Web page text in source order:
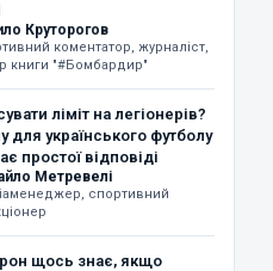
Круторогов
коментатор, журналіст,
книги "#Бомбардир"
ліміт на легіонерів?
для українського футболу
простої відповіді
Метревелі
спортивний
щось знає, якщо